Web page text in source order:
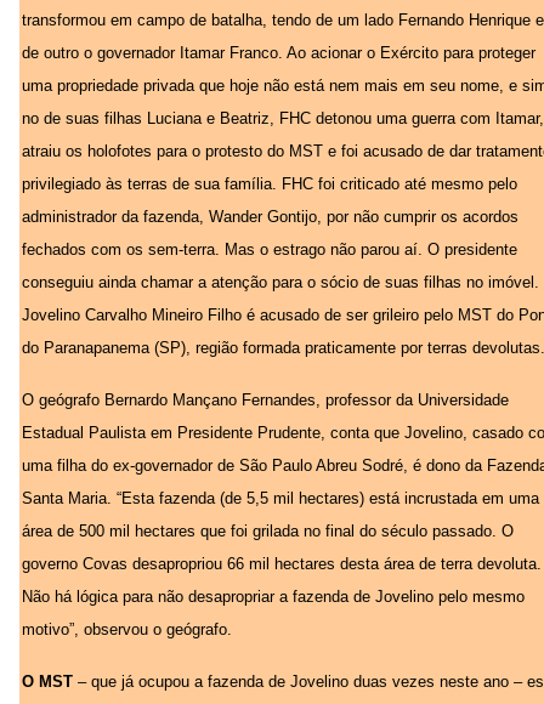
transformou em campo de batalha, tendo de um lado Fernando Henrique e
de outro o governador Itamar Franco. Ao acionar o Exército para proteger
uma propriedade privada que hoje não está nem mais em seu nome, e
no de suas filhas Luciana e Beatriz, FHC detonou uma guerra com Itamar,
atraiu os holofotes para o protesto do MST e foi acusado de dar
privilegiado às terras de sua família. FHC foi criticado até mesmo pelo
administrador da fazenda, Wander Gontijo, por não cumprir os acordos
fechados com os sem-terra. Mas o estrago não parou aí. O presidente
conseguiu ainda chamar a atenção para o sócio de suas filhas no imóvel.
Jovelino Carvalho Mineiro Filho é acusado de ser grileiro pelo MST do
do Paranapanema (SP), região formada praticamente por terras devolutas.
O geógrafo Bernardo Mançano Fernandes, professor da Universidade
Estadual Paulista em Presidente Prudente, conta que Jovelino, casado
uma filha do ex-governador de São Paulo Abreu Sodré, é dono da
Santa Maria. “Esta fazenda (de 5,5 mil hectares) está incrustada em uma
área de 500 mil hectares que foi grilada no final do século passado. O
governo Covas desapropriou 66 mil hectares desta área de terra devoluta.
Não há lógica para não desapropriar a fazenda de Jovelino pelo mesmo
motivo”, observou o geógrafo.
O MST – que já ocupou a fazenda de Jovelino duas vezes neste ano –